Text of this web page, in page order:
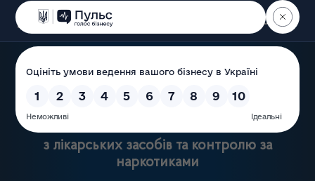
Пошук
Державна служба України
з лікарських засобів та контролю за
наркотиками